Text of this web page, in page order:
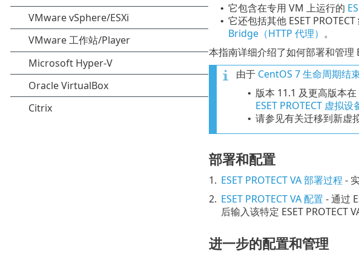
• 它包含在专用 VM 上运行的
• 它还包括其他 ESET
Bridge（HTTP 代理） 。
本指南详细介绍了如何部署和管理
由于 CentOS 7 生命周期结
• 版本 11.1 及更高版本
ESET PROTECT 虚拟
• 请参见有关迁移到新虚
部署和配置
1. ESET PROTECT VA 部署过程 -
2. ESET PROTECT VA 配置 - 通过
后输入该特定 ESET PROTECT
进一步的配置和管理